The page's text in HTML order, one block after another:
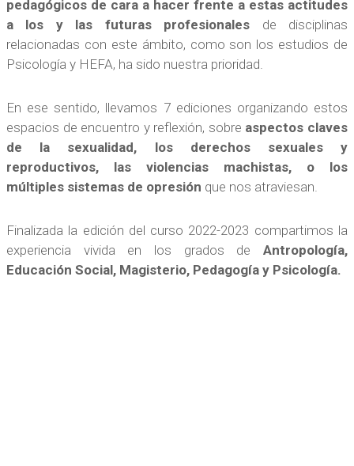
pedagógicos de cara a hacer frente a estas actitudes
a los y las futuras profesionales de disciplinas
relacionadas con este ámbito, como son los estudios de
Psicología y HEFA, ha sido nuestra prioridad.
En ese sentido, llevamos 7 ediciones organizando estos
espacios de encuentro y reflexión, sobre aspectos claves
de la sexualidad, los derechos sexuales y
reproductivos, las violencias machistas, o los
múltiples sistemas de opresión que nos atraviesan.
Finalizada la edición del curso 2022-2023 compartimos la
experiencia vivida en los grados de Antropología,
Educación Social, Magisterio, Pedagogía y Psicología.